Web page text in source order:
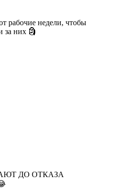
рабочие недели, чтобы
за них 🗿
ДО ОТКАЗА